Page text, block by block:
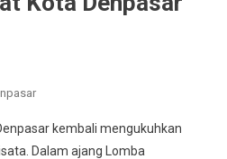
kembali mengukuhkan
Dalam ajang Lomba